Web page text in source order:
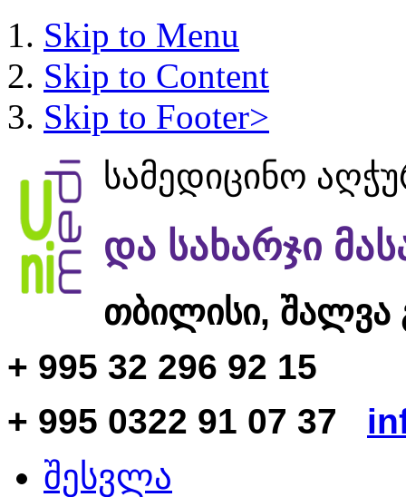
Skip to Menu
Skip to Content
Skip to Footer>
სამედიცინო
და სახარჯი
თბილისი, შალვა
+ 995 32 296 92 15
+ 995 0322 91 07 37
შესვლა